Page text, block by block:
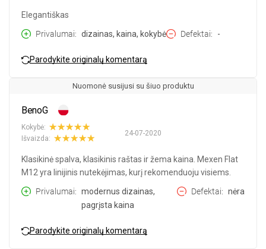
Elegantiškas
Privalumai
dizainas, kaina, kokybė Defektai -
Parodykite originalų komentarą
Nuomonė susijusi su šiuo produktu
BenoG
24-07-2020
Kokybė:
Išvaizda:
Klasikinė spalva, klasikinis raštas ir žema kaina. Mexen Flat
M12 yra linijinis nutekėjimas, kurį rekomenduoju visiems.
Privalumai
modernus dizainas,
pagrįsta kaina
Defektai nėra
Parodykite originalų komentarą